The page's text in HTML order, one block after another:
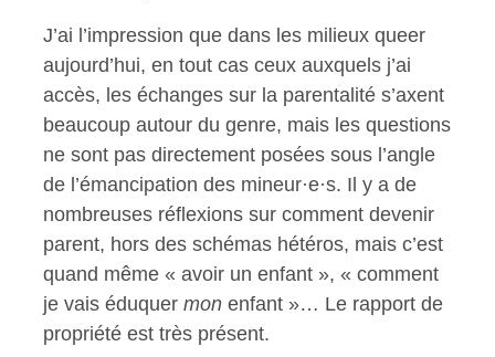
J’ai l’impression que dans les milieux queer
aujourd’hui, en tout cas ceux auxquels j’ai
accès, les échanges sur la parentalité s’axent
beaucoup autour du genre, mais les questions
ne sont pas directement posées sous l’angle
de l’émancipation des mineur·e·s. Il y a de
nombreuses réflexions sur comment devenir
parent, hors des schémas hétéros, mais c’est
quand même « avoir un enfant », « comment
je vais éduquer mon enfant »… Le rapport de
propriété est très présent.